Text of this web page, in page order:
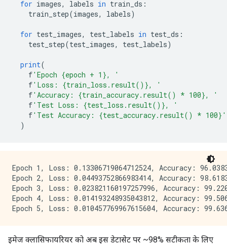
for images, labels in train_ds :
train_step(images, labels)
for test_images, test_labels in test_ds :
test_step(test_images, test_labels)
print(
f'Epoch {epoch + 1}, '
f'Loss: {train_loss.result()}, '
f'Accuracy: {train_accuracy.result() * 100}, '
f'Test Loss: {test_loss.result()}, '
f'Test Accuracy: {test_accuracy.result() * 100}'
)
Epoch 1, Loss: 0.13306719064712524, Accuracy:
Epoch 2, Loss: 0.04493752866983414, Accuracy:
Epoch 3, Loss: 0.023821160197257996, Accuracy:
Epoch 4, Loss: 0.014193248935043812, Accuracy:
इमेज क्लासिफायरियर को अब इस डेटासेट पर ~98% सटीकता के लिए